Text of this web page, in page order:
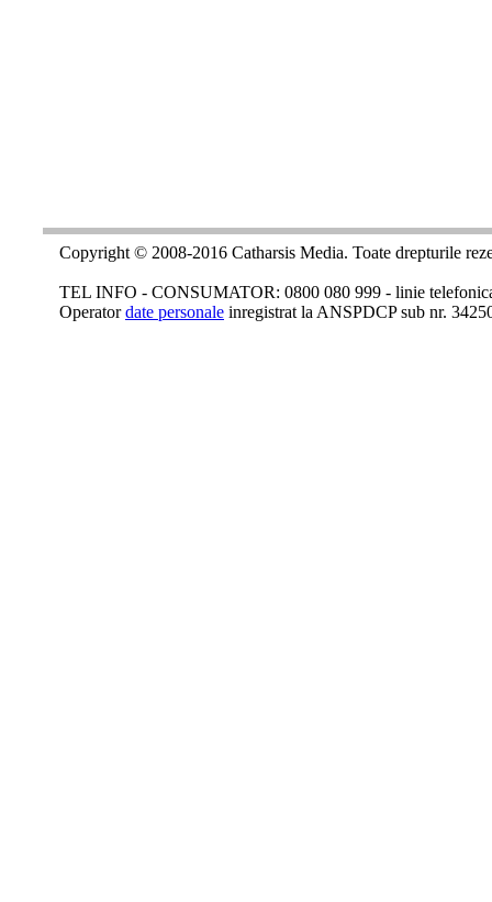
Copyright © 2008-2016 Catharsis Media. Toate drepturile
TEL INFO - CONSUMATOR: 0800 080 999 - linie
Operatordate personale inregistrat la ANSPDCP sub nr.